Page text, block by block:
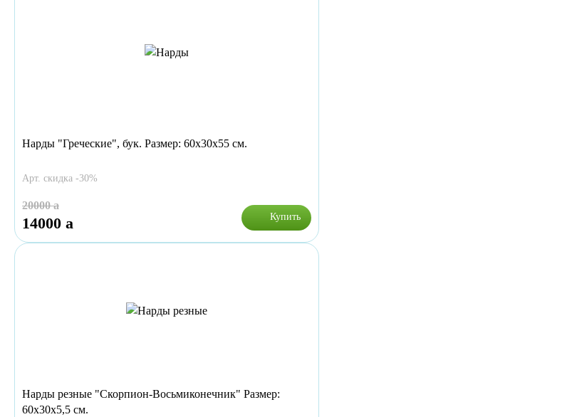
Нарды "Греческие", бук. Размер: 60х30х55 см.
Арт. скидка -30%
20000a
14000 a Купить
Нарды резные "Скорпион-Восьмиконечник" Размер:
60х30х5,5 см.